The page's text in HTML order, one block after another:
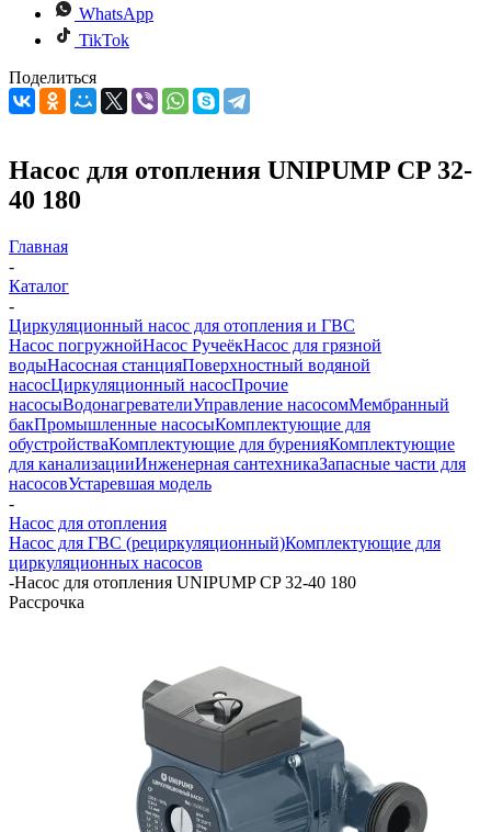
WhatsApp
TikTok
Поделиться
Насос для отопления UNIPUMP CP 32-
40 180
Главная
-
Каталог
-
Циркуляционный насос для отопления и ГВС
Насос погружнойНасос РучеёкНасос для грязной
водыНасосная станцияПоверхностный водяной
насосЦиркуляционный насосПрочие
насосыВодонагревателиУправление насосомМембранный
бакПромышленные насосыКомплектующие для
обустройстваКомплектующие для буренияКомплектующие
для канализацииИнженерная сантехникаЗапасные части для
насосовУстаревшая модель
-
Насос для отопления
Насос для ГВС (рециркуляционный)Комплектующие для
циркуляционных насосов
-Насос для отопления UNIPUMP CP 32-40 180
Рассрочка